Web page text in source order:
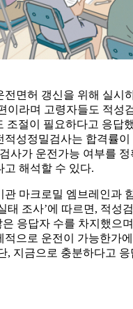
전면허 갱신을 위해 실시
이라며 고령자들도 적성
조절이 필요하다고 응답
적성정밀검사는 합격률이
사가 운전가능 여부를 정
고 해석할 수 있다.
마크로밀 엠브레인과
태 조사’에 따르면, 적성
응답자 수를 차지했으
적으로 운전이 가능한가
, 지금으로 충분하다고 응